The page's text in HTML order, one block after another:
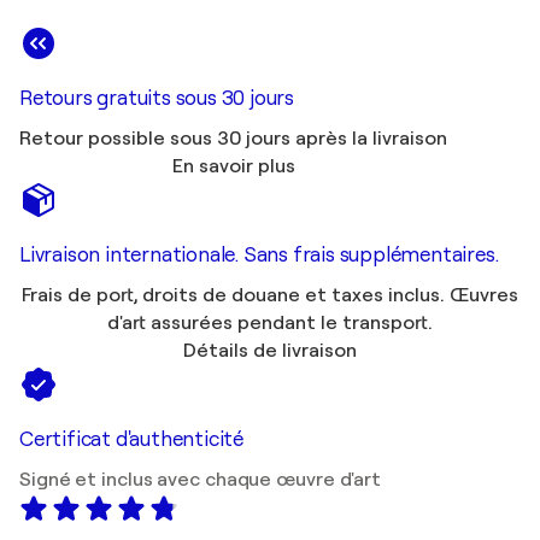
Retours gratuits sous 30 jours
Retour possible sous 30 jours après la livraison
En savoir plus
Livraison internationale. Sans frais supplémentaires.
Frais de port, droits de douane et taxes inclus. Œuvres
d'art assurées pendant le transport.
Détails de livraison
Certificat d'authenticité
Signé et inclus avec chaque œuvre d'art